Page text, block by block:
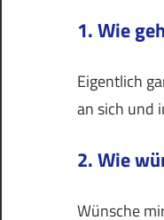
1. Wie
Eigentlich
an sich und
2. Wie
Wünsche